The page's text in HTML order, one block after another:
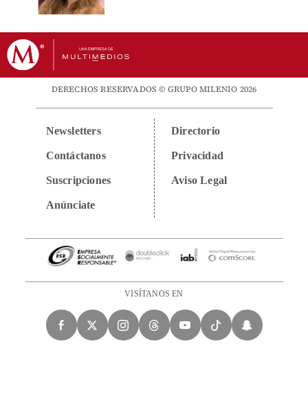
DERECHOS RESERVADOS © GRUPO MILENIO 2026
Newsletters
Contáctanos
Suscripciones
Anúnciate
Directorio
Privacidad
Aviso Legal
VISÍTANOS EN